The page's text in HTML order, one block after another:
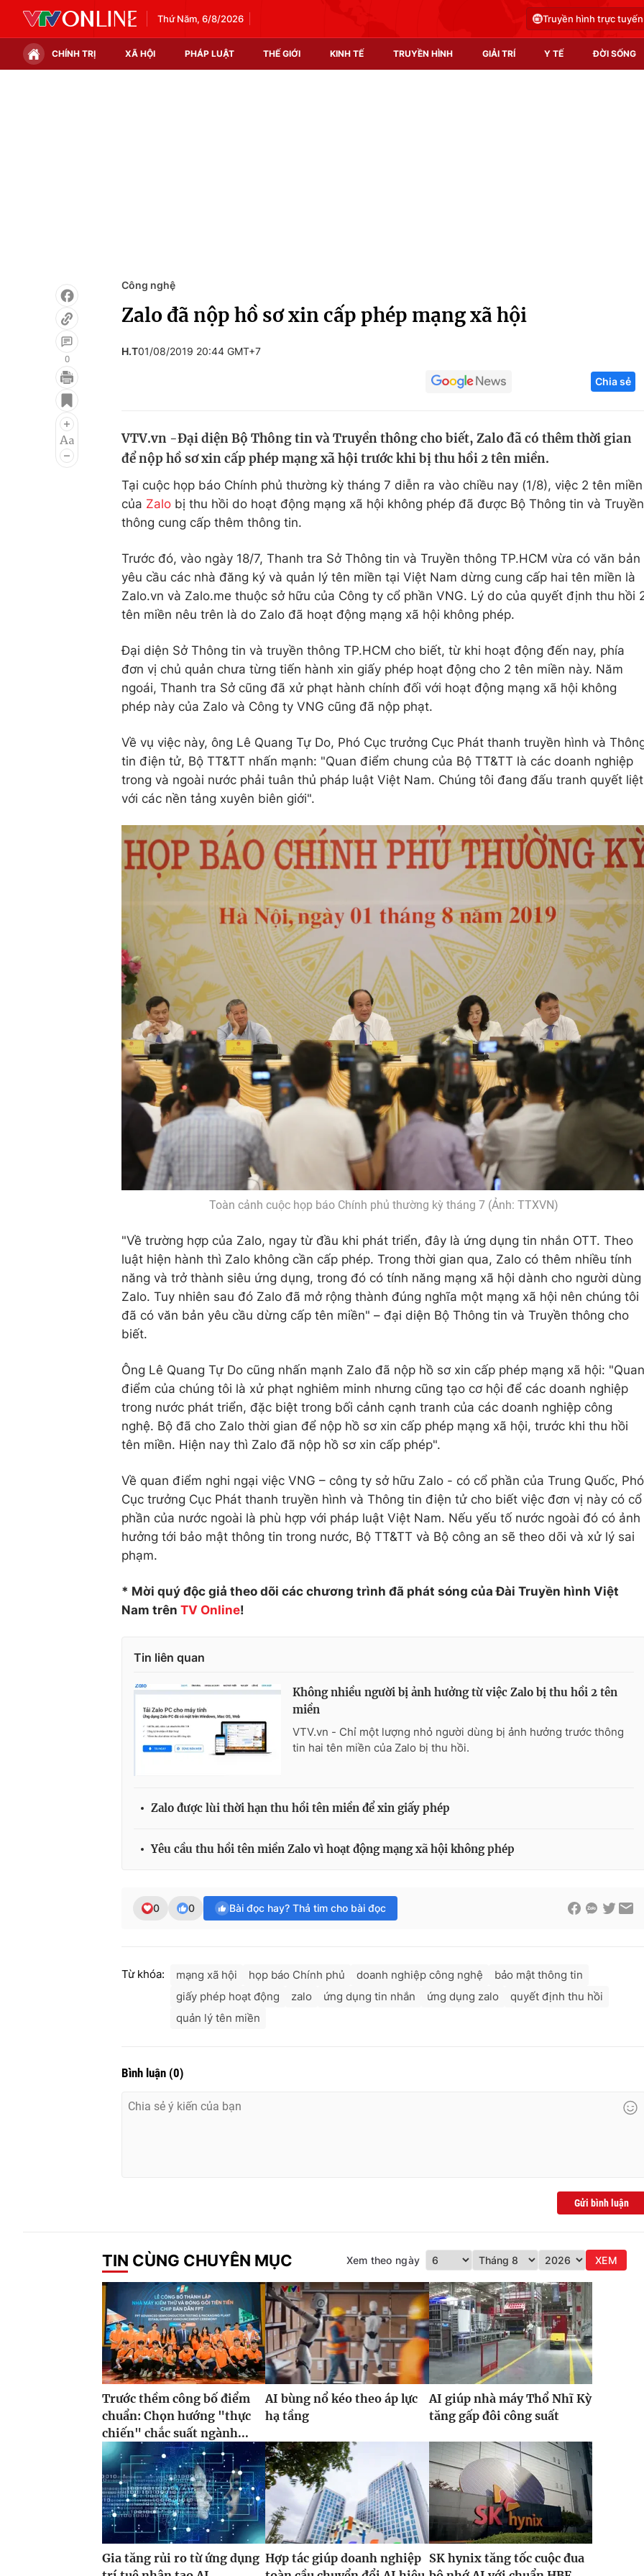
Thứ Năm, 6/8/2026 Truyền hình trực tuyến
CHÍNH TRỊ XÃ HỘI PHÁP LUẬT THẾ GIỚI KINH TẾ TRUYỀN HÌNH GIẢI TRÍ Y TẾ ĐỜI SỐNG
Điện ảnh
Âm nhạc
Làm đẹp
Học trực tuyến
Công nghệ
Sản phẩm
Tư vấn
0
Công nghệ
Zalo đã nộp hồ sơ xin cấp phép mạng xã hội
H.T01/08/2019 20:44 GMT+7
Chia sẻ
VTV.vn -Đại diện Bộ Thông tin và Truyền thông cho biết, Zalo đã có thêm thời gian
để nộp hồ sơ xin cấp phép mạng xã hội trước khi bị thu hồi 2 tên miền.
Tại cuộc họp báo Chính phủ thường kỳ tháng 7 diễn ra vào chiều nay (1/8), việc 2 tên miền
của Zalo bị thu hồi do hoạt động mạng xã hội không phép đã được Bộ Thông tin và Truyền
thông cung cấp thêm thông tin.
Trước đó, vào ngày 18/7, Thanh tra Sở Thông tin và Truyền thông TP.HCM vừa có văn bản
yêu cầu các nhà đăng ký và quản lý tên miền tại Việt Nam dừng cung cấp hai tên miền là
Zalo.vn và Zalo.me thuộc sở hữu của Công ty cổ phần VNG. Lý do của quyết định thu hồi
tên miền nêu trên là do Zalo đã hoạt động mạng xã hội không phép.
Đại diện Sở Thông tin và truyền thông TP.HCM cho biết, từ khi hoạt động đến nay, phía
đơn vị chủ quản chưa từng tiến hành xin giấy phép hoạt động cho 2 tên miền này. Năm
ngoái, Thanh tra Sở cũng đã xử phạt hành chính đối với hoạt động mạng xã hội không
phép này của Zalo và Công ty VNG cũng đã nộp phạt.
Về vụ việc này, ông Lê Quang Tự Do, Phó Cục trưởng Cục Phát thanh truyền hình và
tin điện tử, Bộ TT&TT nhấn mạnh: "Quan điểm chung của Bộ TT&TT là các doanh nghiệp
trong và ngoài nước phải tuân thủ pháp luật Việt Nam. Chúng tôi đang đấu tranh quyết liệt
với các nền tảng xuyên biên giới".
Toàn cảnh cuộc họp báo Chính phủ thường kỳ tháng 7 (Ảnh: TTXVN)
"Về trường hợp của Zalo, ngay từ đầu khi phát triển, đây là ứng dụng tin nhắn OTT. Theo
luật hiện hành thì Zalo không cần cấp phép. Trong thời gian qua, Zalo có thêm nhiều tính
năng và trở thành siêu ứng dụng, trong đó có tính năng mạng xã hội dành cho người dùng
Zalo. Tuy nhiên sau đó Zalo đã mở rộng thành đúng nghĩa một mạng xã hội nên chúng tôi
đã có văn bản yêu cầu dừng cấp tên miền" – đại diện Bộ Thông tin và Truyền thông cho
biết.
Ông Lê Quang Tự Do cũng nhấn mạnh Zalo đã nộp hồ sơ xin cấp phép mạng xã hội: "Quan
điểm của chúng tôi là xử phạt nghiêm minh nhưng cũng tạo cơ hội để các doanh nghiệp
trong nước phát triển, đặc biệt trong bối cảnh cạnh tranh của các doanh nghiệp công
nghệ. Bộ đã cho Zalo thời gian để nộp hồ sơ xin cấp phép mạng xã hội, trước khi thu hồi
tên miền. Hiện nay thì Zalo đã nộp hồ sơ xin cấp phép".
Về quan điểm nghi ngại việc VNG – công ty sở hữu Zalo - có cổ phần của Trung Quốc, Phó
Cục trưởng Cục Phát thanh truyền hình và Thông tin điện tử cho biết việc đơn vị này có cổ
phần của nước ngoài là phù hợp với pháp luật Việt Nam. Nếu yếu tố nước ngoài đó có ảnh
hưởng tới bảo mật thông tin trong nước, Bộ TT&TT và Bộ công an sẽ theo dõi và xử lý sai
phạm.
* Mời quý độc giả theo dõi các chương trình đã phát sóng của Đài Truyền hình Việt
Nam trên TV Online!
Tin liên quan
Không nhiều người bị ảnh hưởng từ việc Zalo bị thu hồi 2 tên
miền
VTV.vn - Chỉ một lượng nhỏ người dùng bị ảnh hưởng trước thông
tin hai tên miền của Zalo bị thu hồi.
Zalo được lùi thời hạn thu hồi tên miền để xin giấy phép
Yêu cầu thu hồi tên miền Zalo vì hoạt động mạng xã hội không phép
0 0 Bài đọc hay? Thả tim cho bài đọc
Từ khóa: mạng xã hội họp báo Chính phủ doanh nghiệp công nghệ
bảo mật thông tin
giấy phép hoạt động
zalo ứng dụng tin nhắn ứng dụng zalo
quyết định thu hồi
quản lý tên miền
Bình luận (0)
Gửi bình luận
TIN CÙNG CHUYÊN MỤC Xem theo ngày XEM
Trước thềm công bố điểm
chuẩn: Chọn hướng "thực
chiến" chắc suất ngành...
AI bùng nổ kéo theo áp lực
hạ tầng
AI giúp nhà máy Thổ Nhĩ Kỳ
tăng gấp đôi công suất
Gia tăng rủi ro từ ứng dụng Hợp tác giúp doanh nghiệp SK hynix tăng tốc cuộc đua